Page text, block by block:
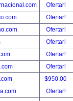
Ofertar!
Ofertar!
Ofertar!
Ofertar!
Ofertar!
Ofertar!
$950.00
Ofertar!